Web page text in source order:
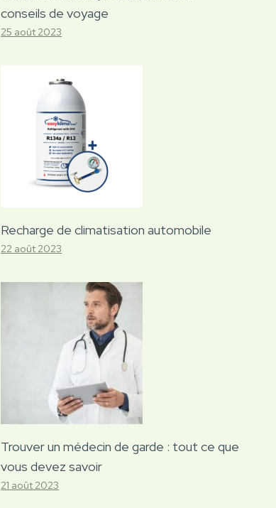
conseils de voyage
25 août 2023
Recharge de climatisation automobile
22 août 2023
Trouver un médecin de garde : tout ce que
vous devez savoir
21 août 2023